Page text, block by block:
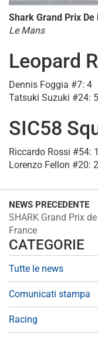
Shark Grand Prix
Le Mans
Leopard
Dennis Foggia #7: 4
Tatsuki Suzuki #24: 5
SIC58
Riccardo Rossi #54:
Lorenzo Fellon #20:
NEWS PRECEDENTE
SHARK Grand Prix de
France
CATEGORIE
Tutte le news
Comunicati stampa
Racing